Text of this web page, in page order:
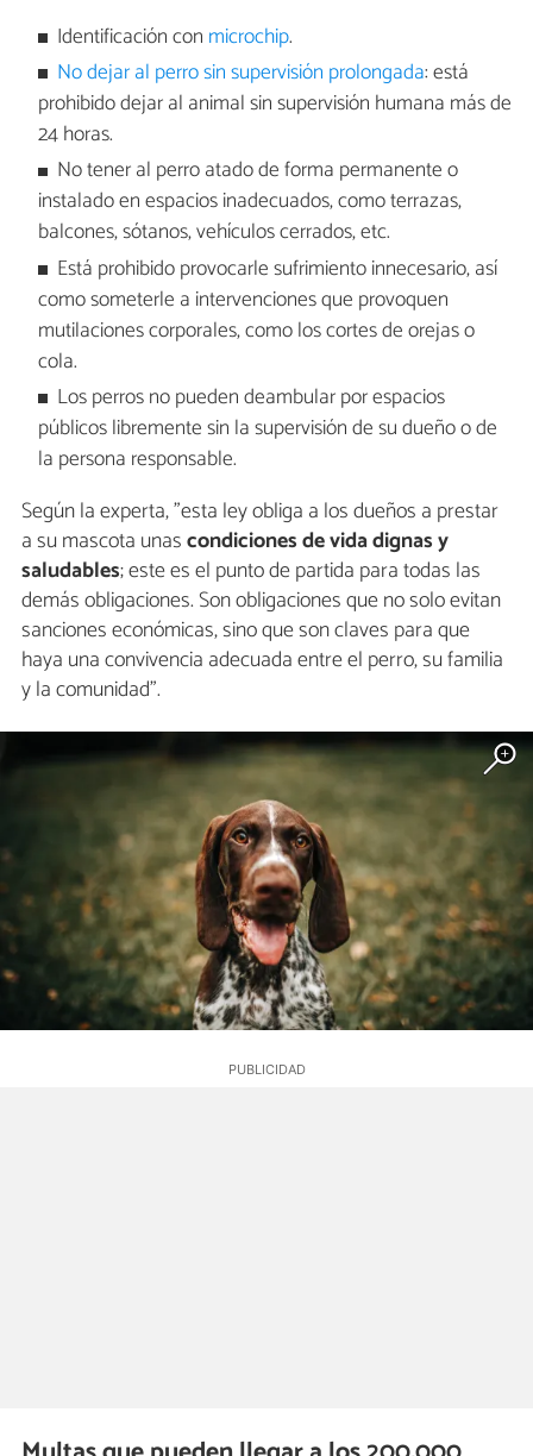
Identificación con microchip.
No dejar al perro sin supervisión prolongada: está
prohibido dejar al animal sin supervisión humana más de
24 horas.
No tener al perro atado de forma permanente o
instalado en espacios inadecuados, como terrazas,
balcones, sótanos, vehículos cerrados, etc.
Está prohibido provocarle sufrimiento innecesario, así
como someterle a intervenciones que provoquen
mutilaciones corporales, como los cortes de orejas o
cola.
Los perros no pueden deambular por espacios
públicos libremente sin la supervisión de su dueño o de
la persona responsable.
Según la experta, "esta ley obliga a los dueños a prestar
a su mascota unascondiciones de vida dignas y
saludables; este es el punto de partida para todas las
demás obligaciones. Son obligaciones que no solo evitan
sanciones económicas, sino que son claves para que
haya una convivencia adecuada entre el perro, su familia
y la comunidad".